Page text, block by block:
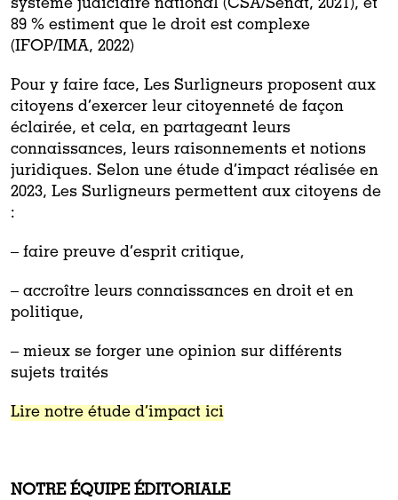
système judiciaire national (CSA/Sénat, 2021), et
89 % estiment que le droit est complexe
(IFOP/IMA, 2022)
Pour y faire face, Les Surligneurs proposent aux
citoyens d’exercer leur citoyenneté de façon
éclairée, et cela, en partageant leurs
connaissances, leurs raisonnements et notions
juridiques. Selon une étude d’impact réalisée en
2023, Les Surligneurs permettent aux citoyens de
:
– faire preuve d’esprit critique,
– accroître leurs connaissances en droit et en
politique,
– mieux se forger une opinion sur différents
sujets traités
Lire notre étude d’impact ici
NOTRE ÉQUIPE ÉDITORIALE